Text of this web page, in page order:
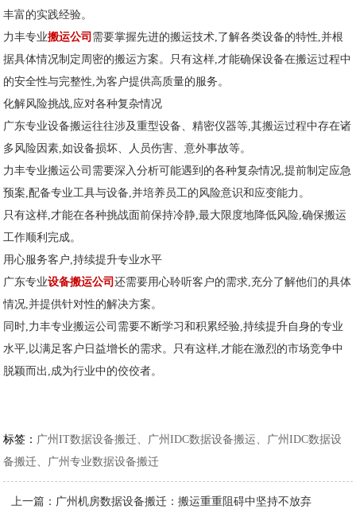
丰富的实践经验。
力丰专业搬运公司 需要掌握先进的搬运技术,了解各类设备的特性,并根
据具体情况制定周密的搬运方案。只有这样,才能确保设备在搬运过程中
的安全性与完整性,为客户提供高质量的服务。
化解风险挑战,应对各种复杂情况
广东专业设备搬运往往涉及重型设备、精密仪器等,其搬运过程中存在诸
多风险因素,如设备损坏、人员伤害、意外事故等。
力丰专业搬运公司需要深入分析可能遇到的各种复杂情况,提前制定应急
预案,配备专业工具与设备,并培养员工的风险意识和应变能力。
只有这样,才能在各种挑战面前保持冷静,最大限度地降低风险,确保搬运
工作顺利完成。
用心服务客户,持续提升专业水平
广东专业设备搬运公司还需要用心聆听客户的需求,充分了解他们的具体
情况,并提供针对性的解决方案。
同时,力丰专业搬运公司需要不断学习和积累经验,持续提升自身的专业
水平,以满足客户日益增长的需求。只有这样,才能在激烈的市场竞争中
脱颖而出,成为行业中的佼佼者。
标签： 广州IT数据设备搬迁、广州IDC数据设备搬运、广州IDC数据设
备搬迁、广州专业数据设备搬迁
上一篇： 广州机房数据设备搬迁：搬运重重阻碍中坚持不放弃